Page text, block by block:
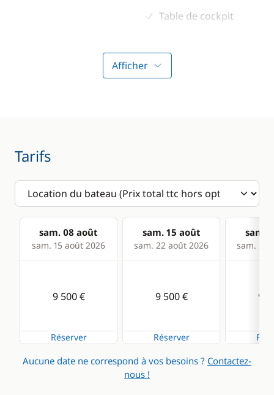
Table de cockpit
Pilote automatique
VHF
Divers
Equipement de
Congélateur
Grille pain
Machine à café
Dessalinisateur
Générateur
Plateforme de bain
Afficher
Tarifs
sam. 08 août
sam. 15 août 2026
sam. 15 août
sam. 22 août 2026
sam.
sam. 29
9 500 €
Réserver
9 500 €
Réserver
9
Aucune date ne correspond à vos besoins ? Contactez-
nous !